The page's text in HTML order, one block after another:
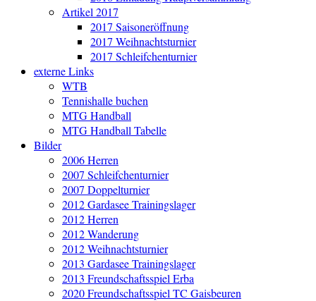
Artikel 2017
2017 Saisoneröffnung
2017 Weihnachtsturnier
2017 Schleifchenturnier
externe Links
WTB
Tennishalle buchen
MTG Handball
MTG Handball Tabelle
Bilder
2006 Herren
2007 Schleifchenturnier
2007 Doppelturnier
2012 Gardasee Trainingslager
2012 Herren
2012 Wanderung
2012 Weihnachtsturnier
2013 Gardasee Trainingslager
2013 Freundschaftsspiel Erba
2020 Freundschaftsspiel TC Gaisbeuren